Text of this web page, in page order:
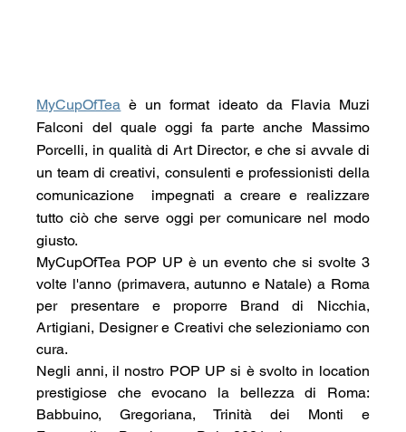
MyCupOfTea è un format ideato da Flavia Muzi
Falconi del quale oggi fa parte anche Massimo
Porcelli, in qualità di Art Director, e che si avvale di
un team di creativi, consulenti e professionisti della
comunicazione  impegnati a creare e realizzare
tutto ciò che serve oggi per comunicare nel modo
giusto.
MyCupOfTea POP UP è un evento che si svolte 3
volte l'anno (primavera, autunno e Natale) a Roma
per presentare e proporre Brand di Nicchia,
Artigiani, Designer e Creativi che selezioniamo con
cura.
Negli anni, il nostro POP UP si è svolto in location
prestigiose che evocano la bellezza di Roma:
Babbuino, Gregoriana, Trinità dei Monti e